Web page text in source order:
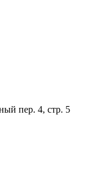
пер. 4, стр. 5